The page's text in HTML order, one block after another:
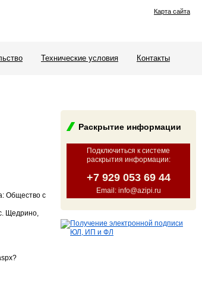
Карта сайта
Технические условия
Контакты
Раскрытие информации
Подключиться к системе
раскрытия информации:
+7 929 053 69 44
Email: info@azipi.ru
Общество с
Щедрино,